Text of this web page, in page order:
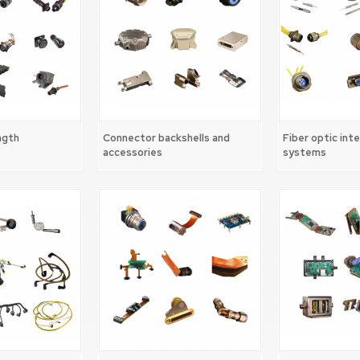
Connector backshells and
accessories
Fiber optic
systems